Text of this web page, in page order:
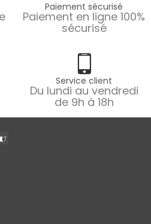
Paiement sécurisé
Paiement en ligne 100%
sécurisé
Service client
Du lundi au vendredi
de 9h à 18h